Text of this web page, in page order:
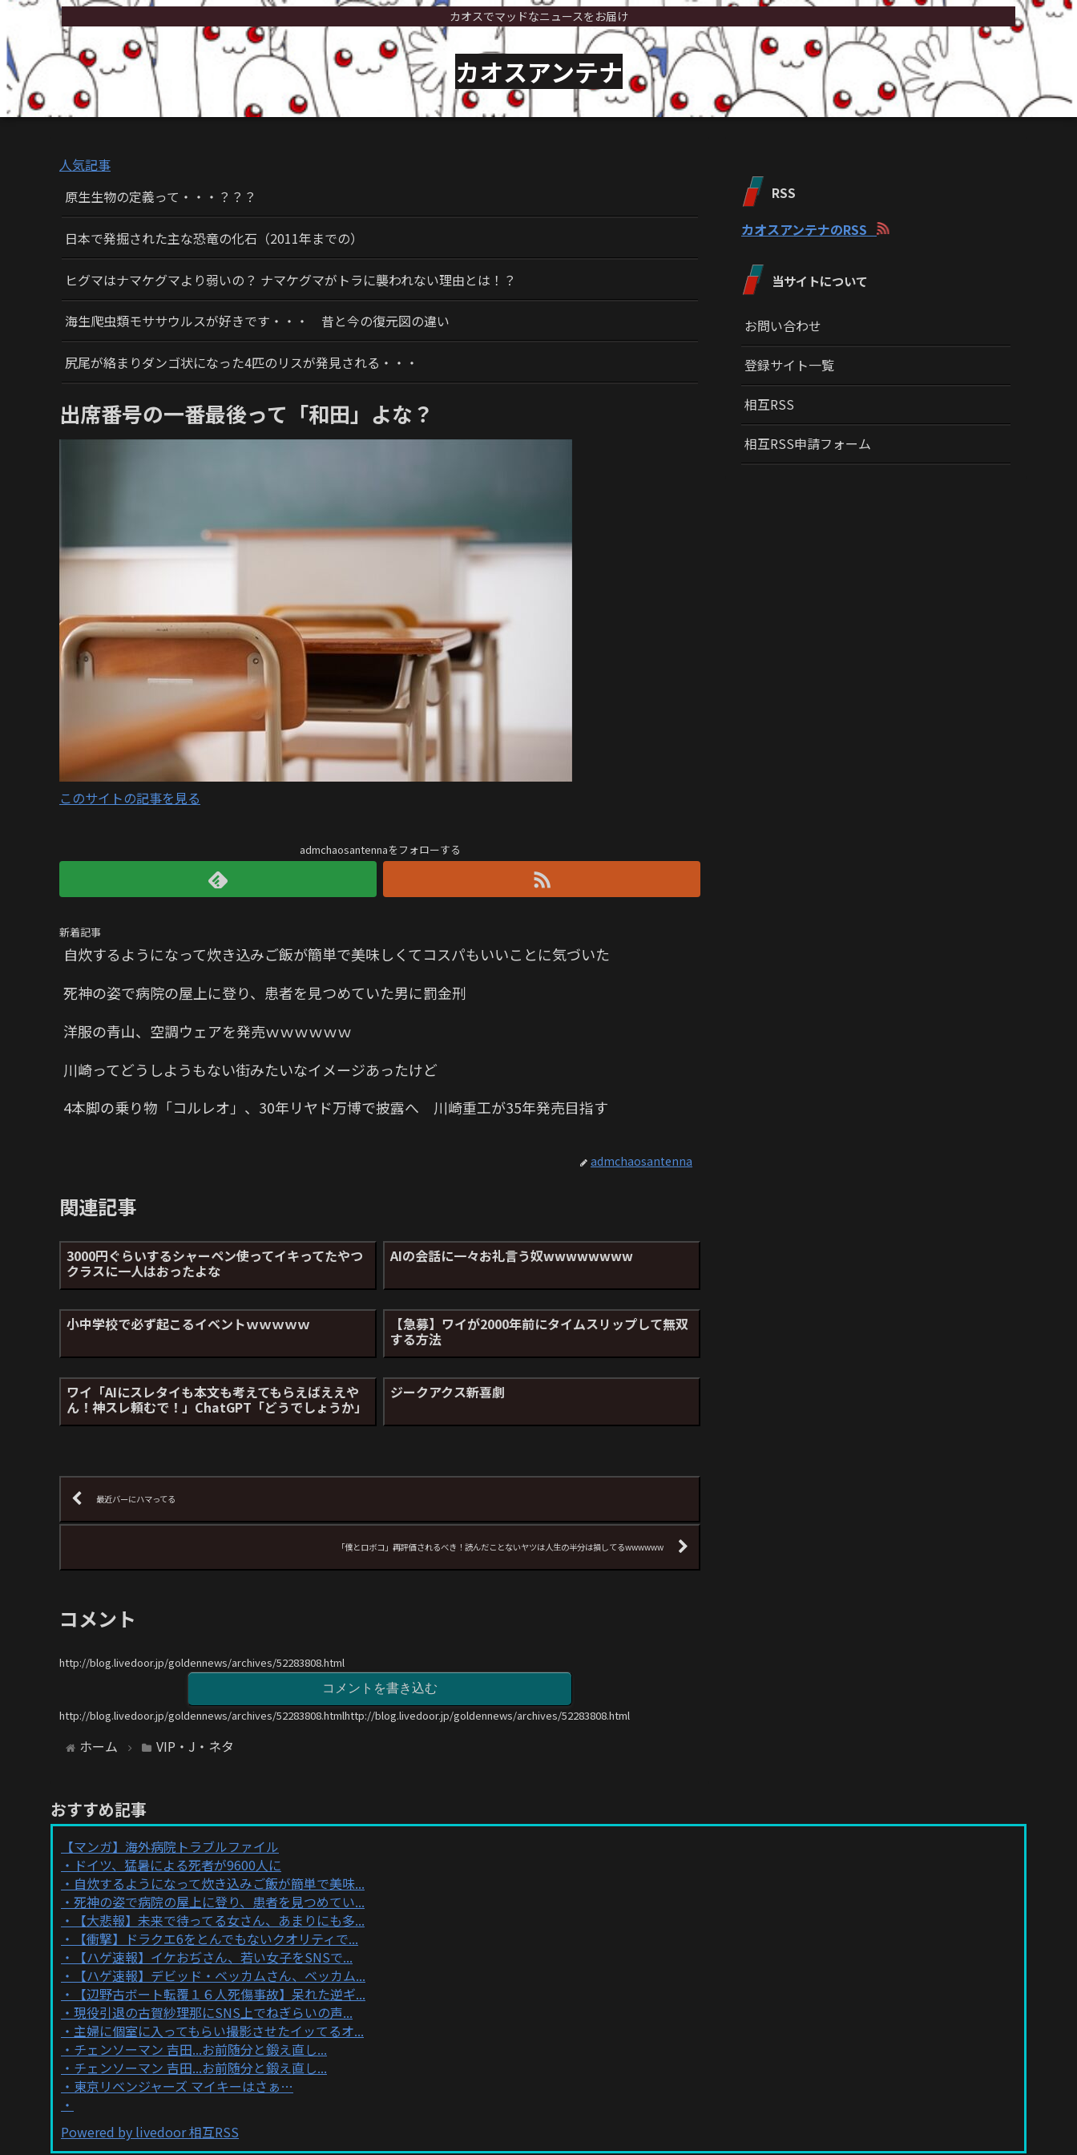
カオスでマッドなニュースをお届け
カオスアンテナ
人気記事
原生生物の定義って・・・？？？
日本で発掘された主な恐竜の化石（2011年までの）
ヒグマはナマケグマより弱いの？ ナマケグマがトラに襲われない理由とは！？
海生爬虫類モササウルスが好きです・・・ 昔と今の復元図の違い
尻尾が絡まりダンゴ状になった4匹のリスが発見される・・・
出席番号の一番最後って「和田」よな？
このサイトの記事を見る
admchaosantennaをフォローする
新着記事
自炊するようになって炊き込みご飯が簡単で美味しくてコスパもいいことに気づいた
死神の姿で病院の屋上に登り、患者を見つめていた男に罰金刑
洋服の青山、空調ウェアを発売ｗｗｗｗｗｗ
川崎ってどうしようもない街みたいなイメージあったけど
4本脚の乗り物「コルレオ」、30年リヤド万博で披露へ 川崎重工が35年発売目指す
admchaosantenna
関連記事
3000円ぐらいするシャーペン使ってイキってたやつ
クラスに一人はおったよな
AIの会話に一々お礼言う奴wwwwwwww
小中学校で必ず起こるイベントｗｗｗｗｗ 【急募】ワイが2000年前にタイムスリップして無双
する方法
ワイ「AIにスレタイも本文も考えてもらえばええや
ん！神スレ頼むで！」ChatGPT「どうでしょうか」
ジークアクス新喜劇
最近バーにハマってる
「僕とロボコ」再評価されるべき！読んだことないヤツは人生の半分は損してるwwwwww
コメント
http://blog.livedoor.jp/goldennews/archives/52283808.html
コメントを書き込む
http://blog.livedoor.jp/goldennews/archives/52283808.htmlhttp://blog.livedoor.jp/goldennews/archives/52283808.html
ホーム VIP・J・ネタ
RSS
カオスアンテナのRSS
当サイトについて
お問い合わせ
登録サイト一覧
相互RSS
相互RSS申請フォーム
おすすめ記事
【マンガ】海外病院トラブルファイル
ドイツ、猛暑による死者が9600人に
自炊するようになって炊き込みご飯が簡単で美味...
死神の姿で病院の屋上に登り、患者を見つめてい...
【大悲報】未来で待ってる女さん、あまりにも多...
【衝撃】ドラクエ6をとんでもないクオリティで...
【ハゲ速報】イケおぢさん、若い女子をSNSで...
【ハゲ速報】デビッド・ベッカムさん、ベッカム...
【辺野古ボート転覆１６人死傷事故】呆れた逆ギ...
現役引退の古賀紗理那にSNS上でねぎらいの声...
主婦に個室に入ってもらい撮影させたイッてるオ...
チェンソーマン 吉田...お前随分と鍛え直し...
チェンソーマン 吉田...お前随分と鍛え直し...
東京リベンジャーズ マイキーはさぁ…
Powered by livedoor 相互RSS